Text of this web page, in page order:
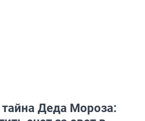
Деда Мороза: